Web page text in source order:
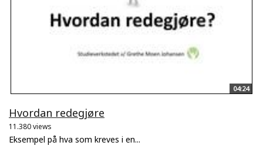
04:24
Hvordan redegjøre
11.380 views
Eksempel på hva som kreves i en...